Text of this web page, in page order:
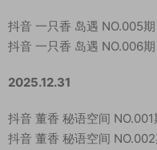
抖音 一只香 岛遇 NO.005
抖音 一只香 岛遇 NO.006
2025.12.31
抖音 董香 秘语空间
抖音 董香 秘语空间